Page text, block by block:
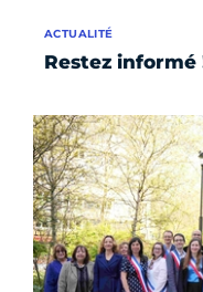
Restez informé
ACTUALITÉ